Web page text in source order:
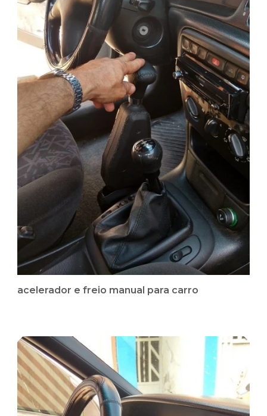
acelerador e freio manual para carro